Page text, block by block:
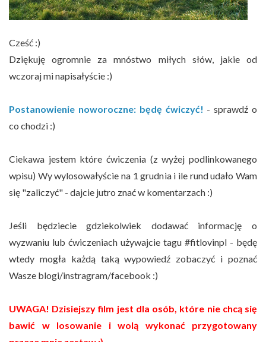
Cześć :)
Dziękuję ogromnie za mnóstwo miłych słów, jakie od
wczoraj mi napisałyście :)
Postanowienie noworoczne: będę ćwiczyć! - sprawdź o
co chodzi :)
Ciekawa jestem które ćwiczenia (z wyżej podlinkowanego
wpisu) Wy wylosowałyście na 1 grudnia i ile rund udało Wam
się "zaliczyć" - dajcie jutro znać w komentarzach :)
Jeśli będziecie gdziekolwiek dodawać informację o
wyzwaniu lub ćwiczeniach używajcie tagu #fitlovinpl - będę
wtedy mogła każdą taką wypowiedź zobaczyć i poznać
Wasze blogi/instragram/facebook :)
UWAGA! Dzisiejszy film jest dla osób, które nie chcą się
bawić w losowanie i wolą wykonać przygotowany